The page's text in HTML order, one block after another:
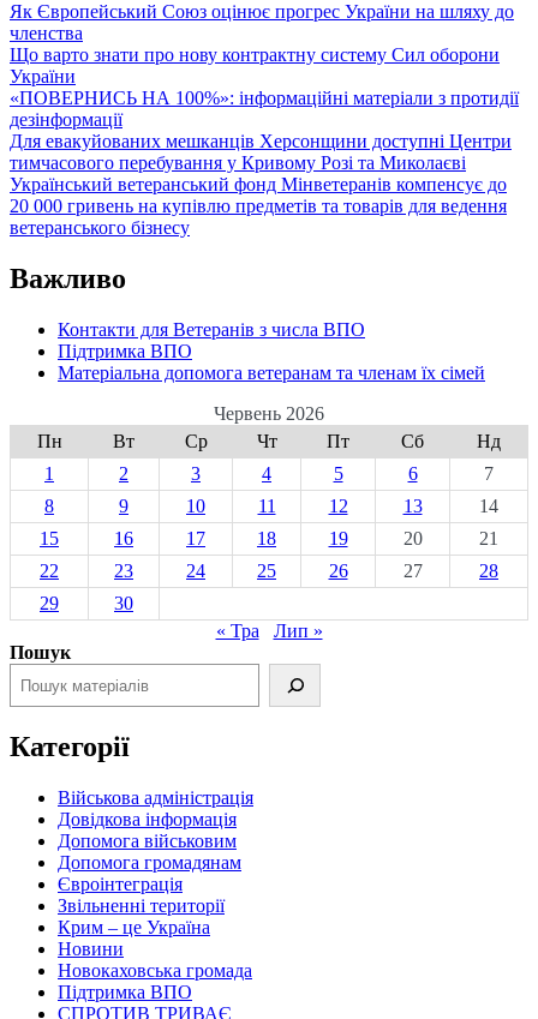
Як Європейський Союз оцінює прогрес України на шляху до
членства
Що варто знати про нову контрактну систему Сил оборони
України
«ПОВЕРНИСЬ НА 100%»: інформаційні матеріали з протидії
дезінформації
Для евакуйованих мешканців Херсонщини доступні Центри
тимчасового перебування у Кривому Розі та Миколаєві
Український ветеранський фонд Мінветеранів компенсує до
20 000 гривень на купівлю предметів та товарів для ведення
ветеранського бізнесу
Важливо
Контакти для Ветеранів з числа ВПО
Підтримка ВПО
Матеріальна допомога ветеранам та членам їх сімей
Червень 2026
Пн
Вт Ср Чт Пт Сб
Нд
1
2 3 4 5 6
7
8
9 10 11 12 13
14
15
16 17 18 19 20
21
22
23 24 25 26 27
28
29
30
« Тра
Лип »
Пошук
Категорії
Військова адміністрація
Довідкова інформація
Допомога військовим
Допомога громадянам
Євроінтеграція
Звільненні території
Крим – це Україна
Новини
Новокаховська громада
Підтримка ВПО
СПРОТИВ ТРИВАЄ